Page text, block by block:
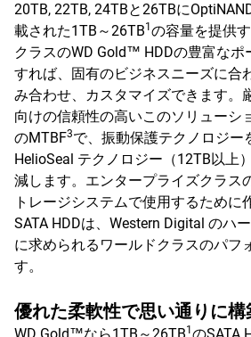
20TB, 22TB, 24TBと26TBに
載された1TB～26TB1 の容量を提供
クラスのWD Gold™ HDDの豊富なポ
すれば、固有のビジネスニーズに合
み合わせ、カスタマイズできます。
向けの信頼性の高いこのソリューシ
のMTBF3で、振動保護テクノロジー
HelioSeal テクノロジー（12TB以上
減します。エンタープライズクラス
トレージシステムで使用するために
SATA HDDは、Western Digital のハ
に求められるワールドクラスのパフ
す。
優れた柔軟性で思い通りに構
1